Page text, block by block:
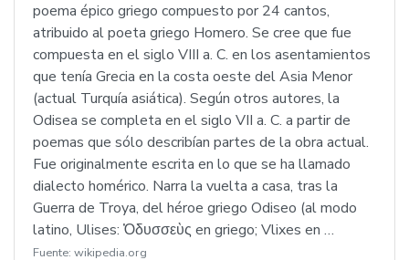
poema épico griego compuesto por 24 cantos,
atribuido al poeta griego Homero. Se cree que fue
compuesta en el siglo VIII a. C. en los asentamientos
que tenía Grecia en la costa oeste del Asia Menor
(actual Turquía asiática). Según otros autores, la
Odisea se completa en el siglo VII a. C. a partir de
poemas que sólo describían partes de la obra actual.
Fue originalmente escrita en lo que se ha llamado
dialecto homérico. Narra la vuelta a casa, tras la
Guerra de Troya, del héroe griego Odiseo (al modo
latino, Ulises: Ὀδυσσεὺς en griego; Vlixes en …
Fuente: wikipedia.org